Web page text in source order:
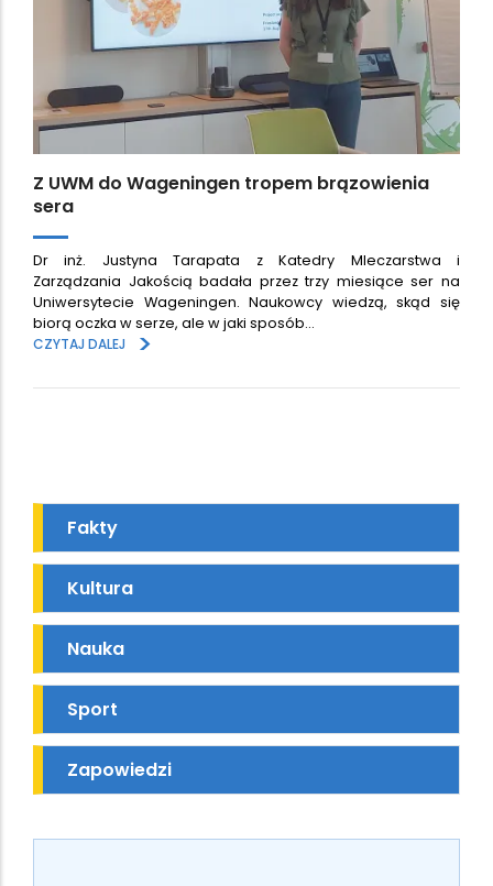
Z UWM do Wageningen tropem brązowienia
sera
Dr inż. Justyna Tarapata z Katedry Mleczarstwa i
Zarządzania Jakością badała przez trzy miesiące ser na
Uniwersytecie Wageningen. Naukowcy wiedzą, skąd się
biorą oczka w serze, ale w jaki sposób…
CZYTAJ DALEJ
>
Fakty
Kultura
Nauka
Sport
Zapowiedzi